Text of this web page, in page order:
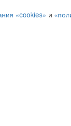
«cookies» и